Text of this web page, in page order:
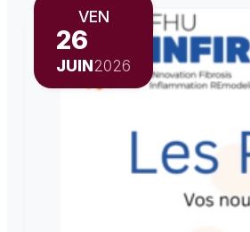
VEN
26
JUIN2026